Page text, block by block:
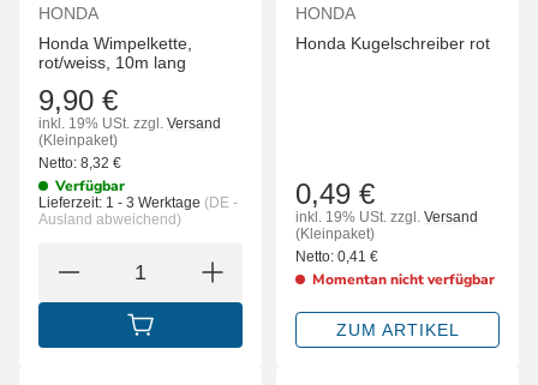
HONDA
Honda Wimpelkette,
rot/weiss, 10m lang
9,90 €
inkl. 19% USt. zzgl. Versand
(Kleinpaket)
Netto: 8,32 €
Verfügbar
Lieferzeit: 1 - 3 Werktage (DE -
Ausland abweichend)
IN DEN WARENKORB
HONDA
Honda Kugelschreiber rot
0,49 €
inkl. 19% USt. zzgl. Versand
(Kleinpaket)
Netto: 0,41 €
Momentan nicht verfügbar
ZUM ARTIKEL